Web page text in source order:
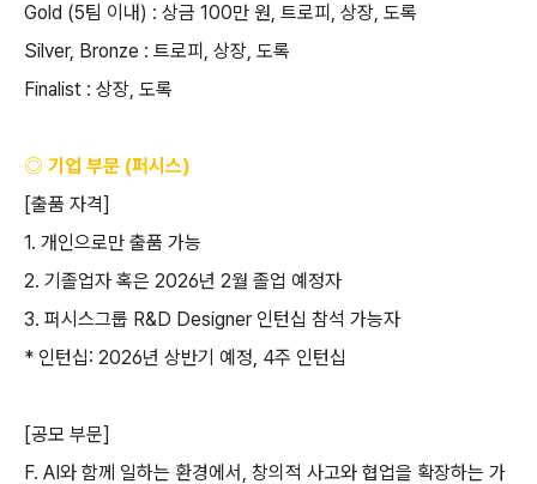
Gold (5팀 이내) : 상금 100만 원, 트로피 , 상장, 도록
Silver, Bronze : 트로피 , 상장, 도록
Finalist : 상장, 도록
◎ 기업 부문 (퍼시스)
[출품 자격]
1. 개인으로만 출품 가능
2. 기졸업자 혹은 2026년 2월 졸업 예정자
3. 퍼시스그룹 R&D Designer 인턴십 참석 가능자
* 인턴십: 2026년 상반기 예정, 4주 인턴십
[공모 부문]
F. AI와 함께 일하는 환경에서, 창의적 사고와 협업을 확장하는 가